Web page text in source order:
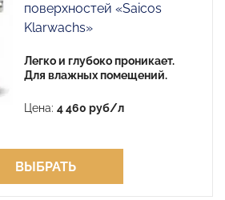
поверхностей «Saicos
Klarwachs»
Легко и глубоко проникает.
Для влажных помещений.
Цена:4 460 руб/л
ВЫБРАТЬ